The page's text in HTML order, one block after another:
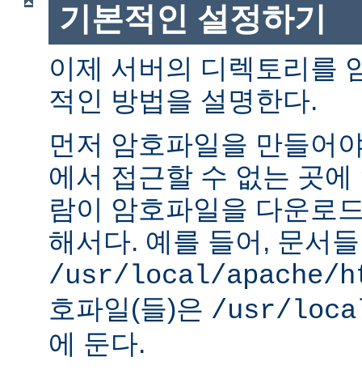
기본적인 설정하기
이제 서버의 디렉토리를
적인 방법을 설명한다.
먼저 암호파일을 만들어
에서 접근할 수 없는 곳
람이 암호파일을 다운로
해서다. 예를 들어, 문서
/usr/local/apache/
호파일(들)은 /usr/
에 둔다.